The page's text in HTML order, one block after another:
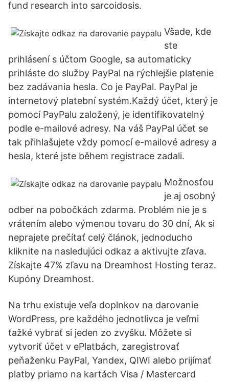
fund research into sarcoidosis.
Všade, kde
ste
prihlásení s účtom Google, sa automaticky
prihláste do služby PayPal na rýchlejšie platenie
bez zadávania hesla. Co je PayPal. PayPal je
internetový platební systém.Každý účet, který je
pomocí PayPalu založený, je identifikovatelný
podle e-mailové adresy. Na váš PayPal účet se
tak přihlašujete vždy pomocí e-mailové adresy a
hesla, které jste během registrace zadali.
Možnosťou
je aj osobný
odber na pobočkách zdarma. Problém nie je s
vrátením alebo výmenou tovaru do 30 dní, Ak si
neprajete prečítať celý článok, jednoducho
kliknite na nasledujúci odkaz a aktivujte zľava.
Získajte 47% zľavu na Dreamhost Hosting teraz.
Kupóny Dreamhost.
Na trhu existuje veľa doplnkov na darovanie
WordPress, pre každého jednotlivca je veľmi
ťažké vybrať si jeden zo zvyšku. Môžete si
vytvoriť účet v ePlatbách, zaregistrovať
peňaženku PayPal, Yandex, QIWI alebo prijímať
platby priamo na kartách Visa / Mastercard